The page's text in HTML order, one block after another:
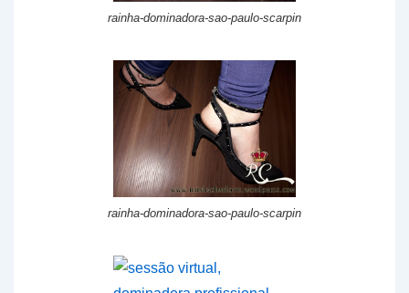
rainha-dominadora-sao-paulo-scarpin
rainha-dominadora-sao-paulo-scarpin